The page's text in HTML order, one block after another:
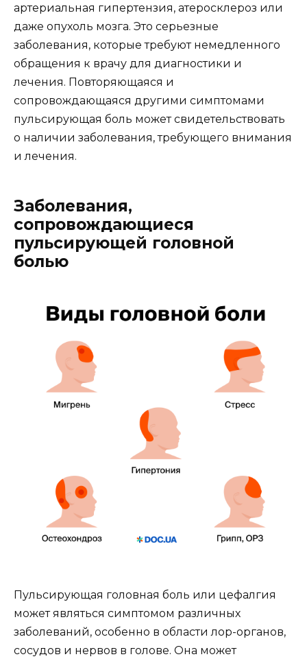
артериальная гипертензия, атеросклероз или
даже опухоль мозга. Это серьезные
заболевания, которые требуют немедленного
обращения к врачу для диагностики и
лечения. Повторяющаяся и
сопровождающаяся другими симптомами
пульсирующая боль может свидетельствовать
о наличии заболевания, требующего внимания
и лечения.
Заболевания,
сопровождающиеся
пульсирующей головной
болью
Пульсирующая головная боль или цефалгия
может являться симптомом различных
заболеваний, особенно в области лор-органов,
сосудов и нервов в голове. Она может